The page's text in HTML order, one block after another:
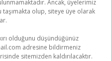
Ancak, üyelerimiz
olup, siteye üye olarak
olduğunu düşündüğünüz
adresine bildirmeniz
sitemizden kaldırılacaktır.